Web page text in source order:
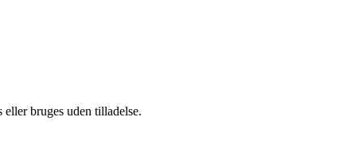
bruges uden tilladelse.